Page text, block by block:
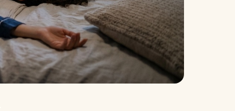
йоги
матрасы электрические
массажные
защита колена